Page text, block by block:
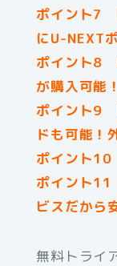
ポイント7
にU-NEXT
ポイント8
が購入可能
ポイント9
ドも可能！
ポイント
ポイント
ビスだから
無料トライ